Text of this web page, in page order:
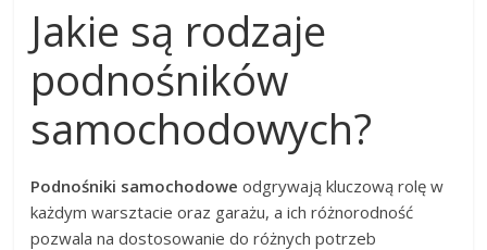
Jakie są rodzaje
podnośników
samochodowych?
Podnośniki samochodowe odgrywają kluczową rolę w
każdym warsztacie oraz garażu, a ich różnorodność
pozwala na dostosowanie do różnych potrzeb